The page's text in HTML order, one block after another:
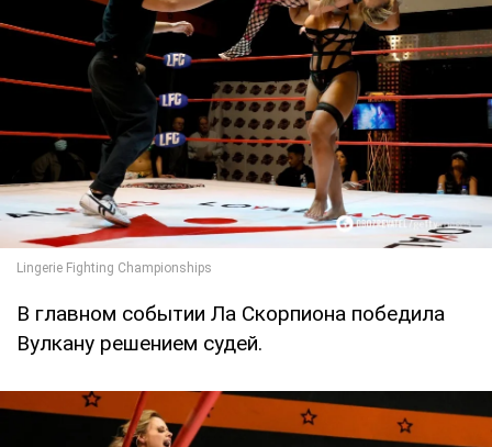
В главном событии Ла Скорпиона победила
Вулкану решением судей.